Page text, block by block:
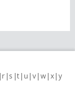
r s t u v w x y